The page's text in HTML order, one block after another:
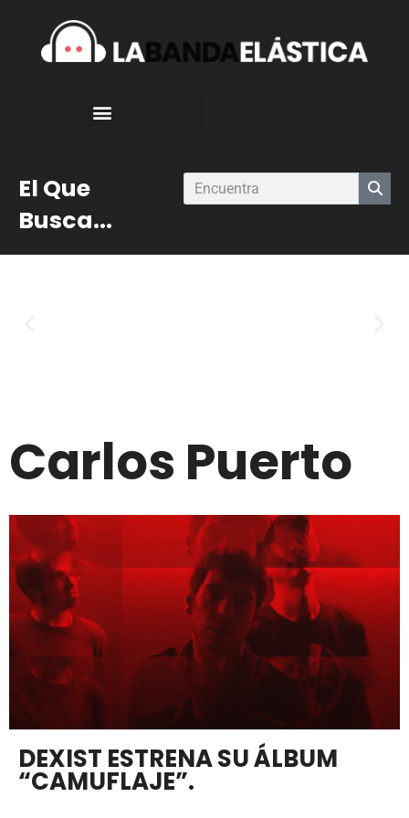
El Que
Busca...
Carlos Puerto
DEXIST ESTRENA SU ÁLBUM
“CAMUFLAJE”.